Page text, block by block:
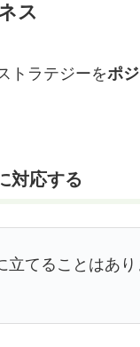
ス
トラテジーをポ
対応する
てることはあり